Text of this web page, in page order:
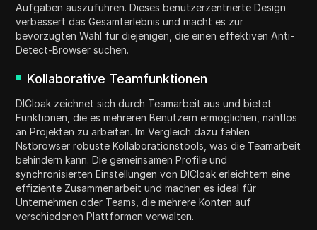
Aufgaben auszuführen. Dieses benutzerzentrierte Design
verbessert das Gesamterlebnis und macht es zur
bevorzugten Wahl für diejenigen, die einen effektiven Anti-
Detect-Browser suchen.
Kollaborative Teamfunktionen
DICloak zeichnet sich durch Teamarbeit aus und bietet
Funktionen, die es mehreren Benutzern ermöglichen, nahtlos
an Projekten zu arbeiten. Im Vergleich dazu fehlen
Nstbrowser robuste Kollaborationstools, was die Teamarbeit
behindern kann. Die gemeinsamen Profile und
synchronisierten Einstellungen von DICloak erleichtern eine
effiziente Zusammenarbeit und machen es ideal für
Unternehmen oder Teams, die mehrere Konten auf
verschiedenen Plattformen verwalten.